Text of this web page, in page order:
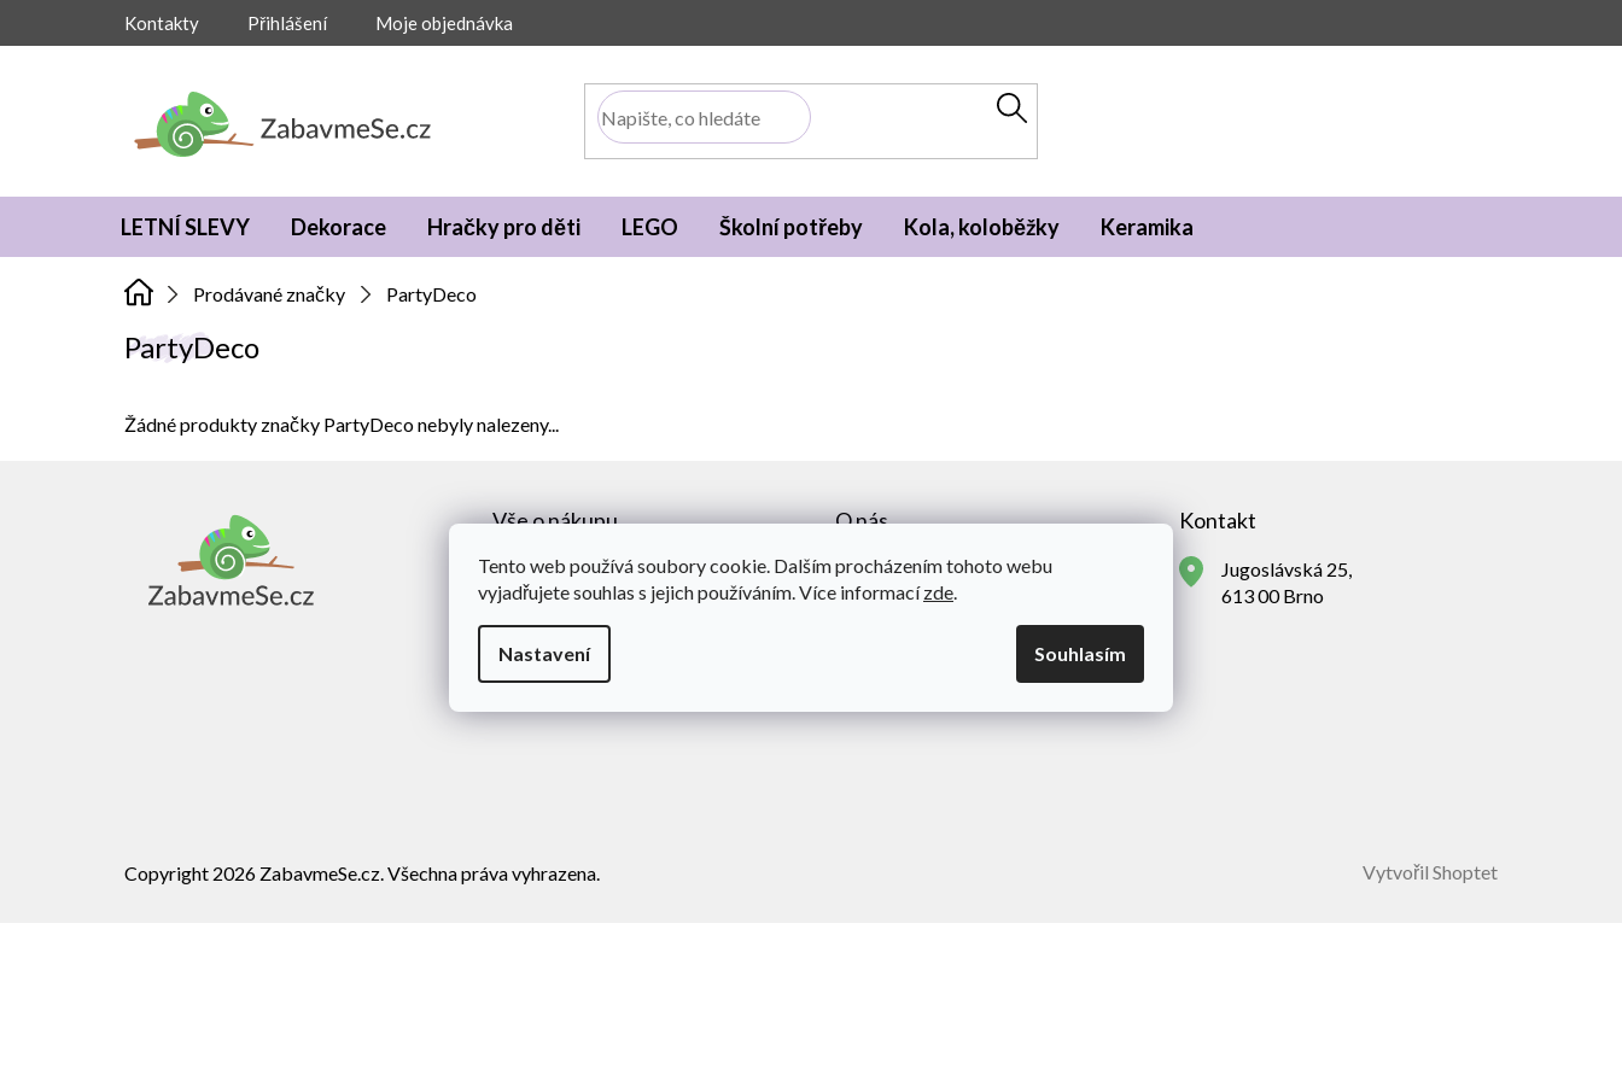
Tento web používá soubory cookie. Dalším procházením tohoto webu
vyjadřujete souhlas s jejich používáním. Více informacízde.
Nastavení Souhlasím
Kontakty Přihlášení Moje objednávka
LETNÍ SLEVY Dekorace Hračky pro děti LEGO Školní potřeby Kola, koloběžky Keramika
Prodávané značky PartyDeco
PartyDeco
Žádné produkty značky PartyDeconebyly nalezeny...
Vše o nákupu
Obchodní podmínky
Doprava a platba
O nás
Novinky
Kontakty
Kontakt
Jugoslávská 25,
613 00 Brno
Vytvořil Shoptet
Copyright 2026 ZabavmeSe.cz. Všechna práva vyhrazena.